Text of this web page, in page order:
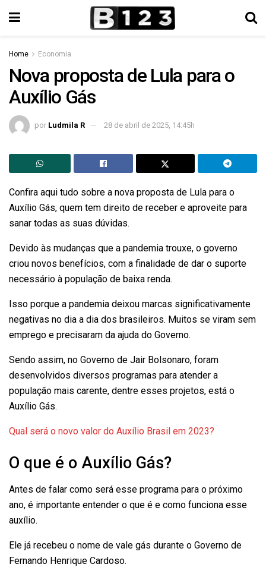
Home Economia
Nova proposta de Lula para o
Auxílio Gás
por Ludmila R 28 de abril de 2025, 14:45h
Confira aqui tudo sobre a nova proposta de Lula para o
Auxílio Gás, quem tem direito de receber e aproveite para
sanar todas as suas dúvidas.
Devido às mudanças que a pandemia trouxe, o governo
criou novos benefícios, com a finalidade de dar o suporte
necessário à população de baixa renda.
Isso porque a pandemia deixou marcas significativamente
negativas no dia a dia dos brasileiros. Muitos se viram sem
emprego e precisaram da ajuda do Governo.
Sendo assim, no Governo de Jair Bolsonaro, foram
desenvolvidos diversos programas para atender a
população mais carente, dentre esses projetos, está o
Auxílio Gás.
Qual será o novo valor do Auxílio Brasil em 2023?
O que é o Auxílio Gás?
Antes de falar como será esse programa para o próximo
ano, é importante entender o que é e como funciona esse
auxílio.
Ele já recebeu o nome de vale gás durante o Governo de
Fernando Henrique Cardoso.